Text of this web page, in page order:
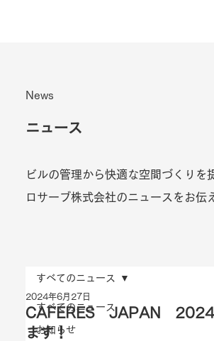
すべてのニュース
お知らせ
すべてのニュース
CAFERES JAPAN 2024
ます！
2024年6月27日
News
ニュース
ビルの管理から快適な空間づくりを
ロサーブ株式会社のニュースをお伝